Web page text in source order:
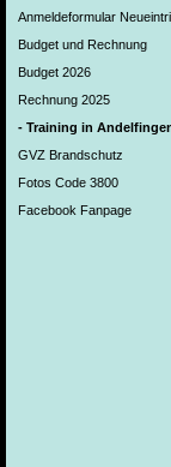
Anmeldeformular
Budget und Rechnung
Budget 2026
Rechnung 2025
- Training in
GVZ Brandschutz
Fotos Code 3800
Facebook Fanpage